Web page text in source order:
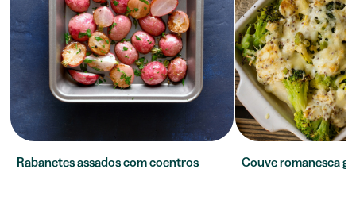
Rabanetes assados com coentros Couve romanesca